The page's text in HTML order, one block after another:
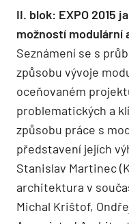
II. blok: EXPO 2015
možností
Seznámení se s
způsobu vývoje
oceňovaném
problematických a
způsobu práce s
představení jejích
Stanislav Martinec
architektura v
Michal Krištof,